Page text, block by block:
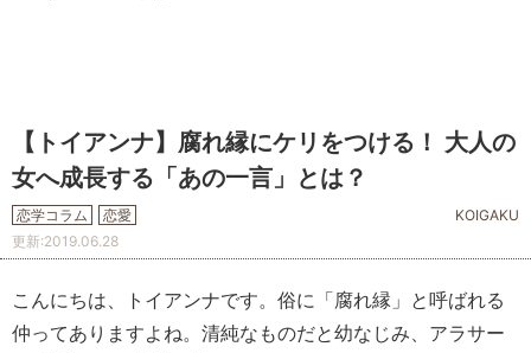
【トイアンナ】腐れ縁にケリをつける！ 大人の
女へ成長する「あの一言」とは？
恋学コラム 恋愛
KOIGAKU
更新:2019.06.28
こんにちは、トイアンナです。俗に「腐れ縁」と呼ばれる
仲ってありますよね。清純なものだと幼なじみ、アラサー